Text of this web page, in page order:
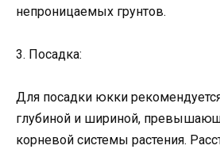
непроницаемых грунтов.
3. Посадка:
Для посадки юкки
глубиной и шириной,
корневой системы растения.